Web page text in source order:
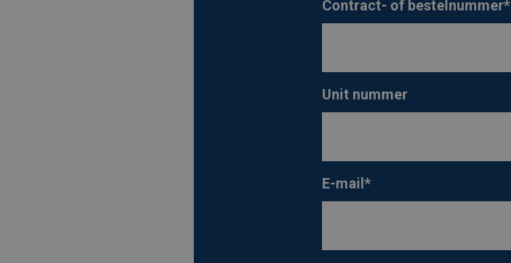
Contract- of bestelnummer*
Unit nummer
E-mail *